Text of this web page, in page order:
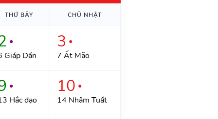
THỨ BẢY CHỦ NHẬT
●
Giáp Dần
3 ●
7 Ất Mão
●
Hắc đạo
10 ●
14 Nhâm Tuất